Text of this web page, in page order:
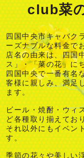
club菜
四国中央市キャバク
ーズナブルな料金で
店名の由来は、四国
ス」・「菜の花」に
四国中央で一番有名
客様に親しみ、満足
ます。
ビール・焼酎・ウィ
ど各種取り揃えてお
それ以外にもイベン
す。
季節の花々や美しい